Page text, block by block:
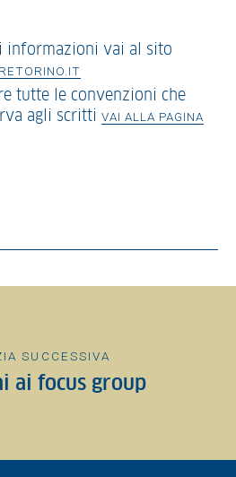
informazioni vai al sito
tutte le convenzioni che
agli scritti VAI ALLA PAGINA
SUCCESSIVA
ai focus group